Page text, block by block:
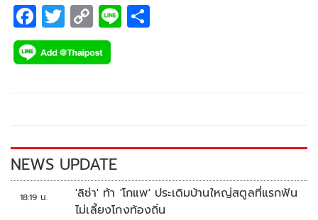
F
ac
e
k
T
wi
tt
C
o
p
k
Li
NEWS UPDATE
18:19 น.
'ลิซ่า' ท้า 'โกแพ' ประเดิมบ้านใหญ่สตูลที่แรกฟัน
ไม่เลี้ยงโกงท้องถิ่น